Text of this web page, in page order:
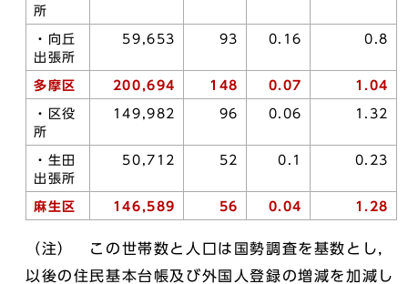
所
・向丘
出張所
59,653 93 0.16 0.8
多摩区 200,694 148 0.07 1.04
・区役
所
149,982 96 0.06 1.32
・生田
出張所
50,712 52 0.1 0.23
麻生区 146,589 56 0.04 1.28
（注） この世帯数と人口は国勢調査を基数とし，
以後の住民基本台帳及び外国人登録の増減を加減し